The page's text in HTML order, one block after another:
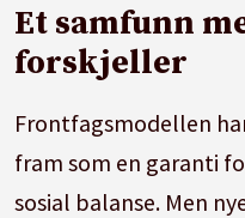
Et samfunn
forskjeller
Frontfagsmodellen
fram som en garanti
sosial balanse. Men